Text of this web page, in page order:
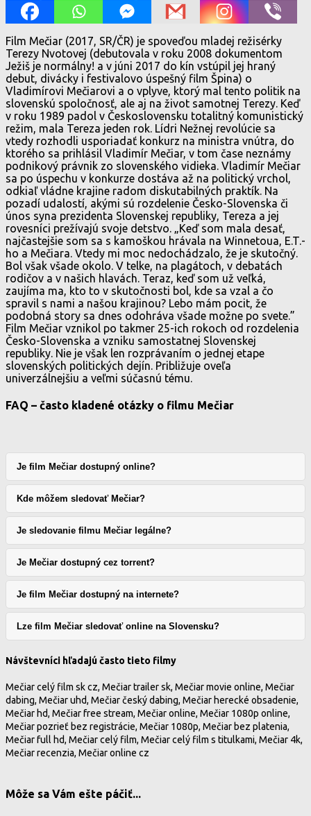
Film Mečiar (2017, SR/ČR) je spoveďou mladej režisérky
Terezy Nvotovej (debutovala v roku 2008 dokumentom
Ježiš je normálny! a v júni 2017 do kín vstúpil jej hraný
debut, divácky i festivalovo úspešný film Špina) o
Vladimírovi Mečiarovi a o vplyve, ktorý mal tento politik na
slovenskú spoločnosť, ale aj na život samotnej Terezy. Keď
v roku 1989 padol v Československu totalitný komunistický
režim, mala Tereza jeden rok. Lídri Nežnej revolúcie sa
vtedy rozhodli usporiadať konkurz na ministra vnútra, do
ktorého sa prihlásil Vladimír Mečiar, v tom čase neznámy
podnikový právnik zo slovenského vidieka. Vladimír Mečiar
sa po úspechu v konkurze dostáva až na politický vrchol,
odkiaľ vládne krajine radom diskutabilných praktík. Na
pozadí udalostí, akými sú rozdelenie Česko-Slovenska či
únos syna prezidenta Slovenskej republiky, Tereza a jej
rovesníci prežívajú svoje detstvo. „Keď som mala desať,
najčastejšie som sa s kamoškou hrávala na Winnetoua, E.T.-
ho a Mečiara. Vtedy mi moc nedochádzalo, že je skutočný.
Bol však všade okolo. V telke, na plagátoch, v debatách
rodičov a v našich hlavách. Teraz, keď som už veľká,
zaujíma ma, kto to v skutočnosti bol, kde sa vzal a čo
spravil s nami a našou krajinou? Lebo mám pocit, že
podobná story sa dnes odohráva všade možne po svete.”
Film Mečiar vznikol po takmer 25-ich rokoch od rozdelenia
Česko-Slovenska a vzniku samostatnej Slovenskej
republiky. Nie je však len rozprávaním o jednej etape
slovenských politických dejín. Približuje oveľa
univerzálnejšiu a veľmi súčasnú tému.
FAQ – často kladené otázky o filmu Mečiar
Je film Mečiar dostupný online?
Kde môžem sledovať Mečiar?
Je sledovanie filmu Mečiar legálne?
Je Mečiar dostupný cez torrent?
Je film Mečiar dostupný na internete?
Lze film Mečiar sledovať online na Slovensku?
Návštevníci hľadajú často tieto filmy
Mečiar celý film sk cz, Mečiar trailer sk, Mečiar movie online, Mečiar
dabing, Mečiar uhd, Mečiar český dabing, Mečiar herecké obsadenie,
Mečiar hd, Mečiar free stream, Mečiar online, Mečiar 1080p online,
Mečiar pozrieť bez registrácie, Mečiar 1080p, Mečiar bez platenia,
Mečiar full hd, Mečiar celý film, Mečiar celý film s titulkami, Mečiar 4k,
Mečiar recenzia, Mečiar online cz
Môže sa Vám ešte páčiť...